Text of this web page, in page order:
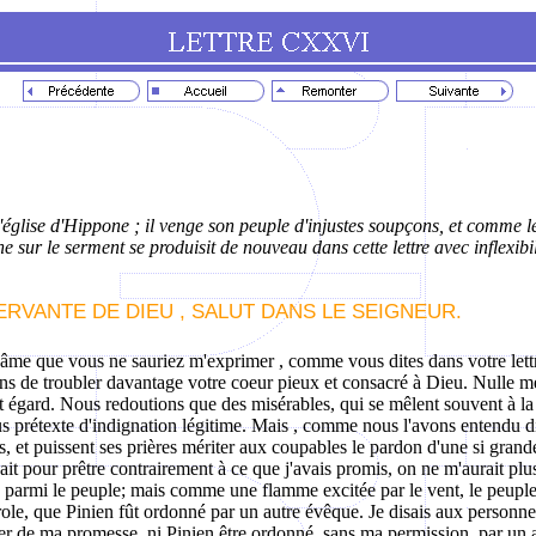
d'Hippone ; il venge son peuple d'injustes soupçons, et
le serment se produisit de nouveau dans cette lettre avec
DE DIEU , SALUT DANS LE SEIGNEUR.
que vous ne sauriez m'exprimer , comme vous dites dans votre
de troubler davantage votre coeur pieux et consacré à Dieu. Nulle
Nous redoutions que des misérables, qui se mêlent souvent à
prétexte d'indignation légitime. Mais , comme nous l'avons entendu
et puissent ses prières mériter aux coupables le pardon d'une si
pour prêtre contrairement à ce que j'avais promis, on ne m'aurait
le peuple; mais comme une flamme excitée par le vent, le
que Pinien fût ordonné par un autre évêque. Je disais aux